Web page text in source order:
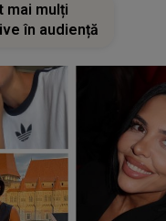
mai mulți
în audiență